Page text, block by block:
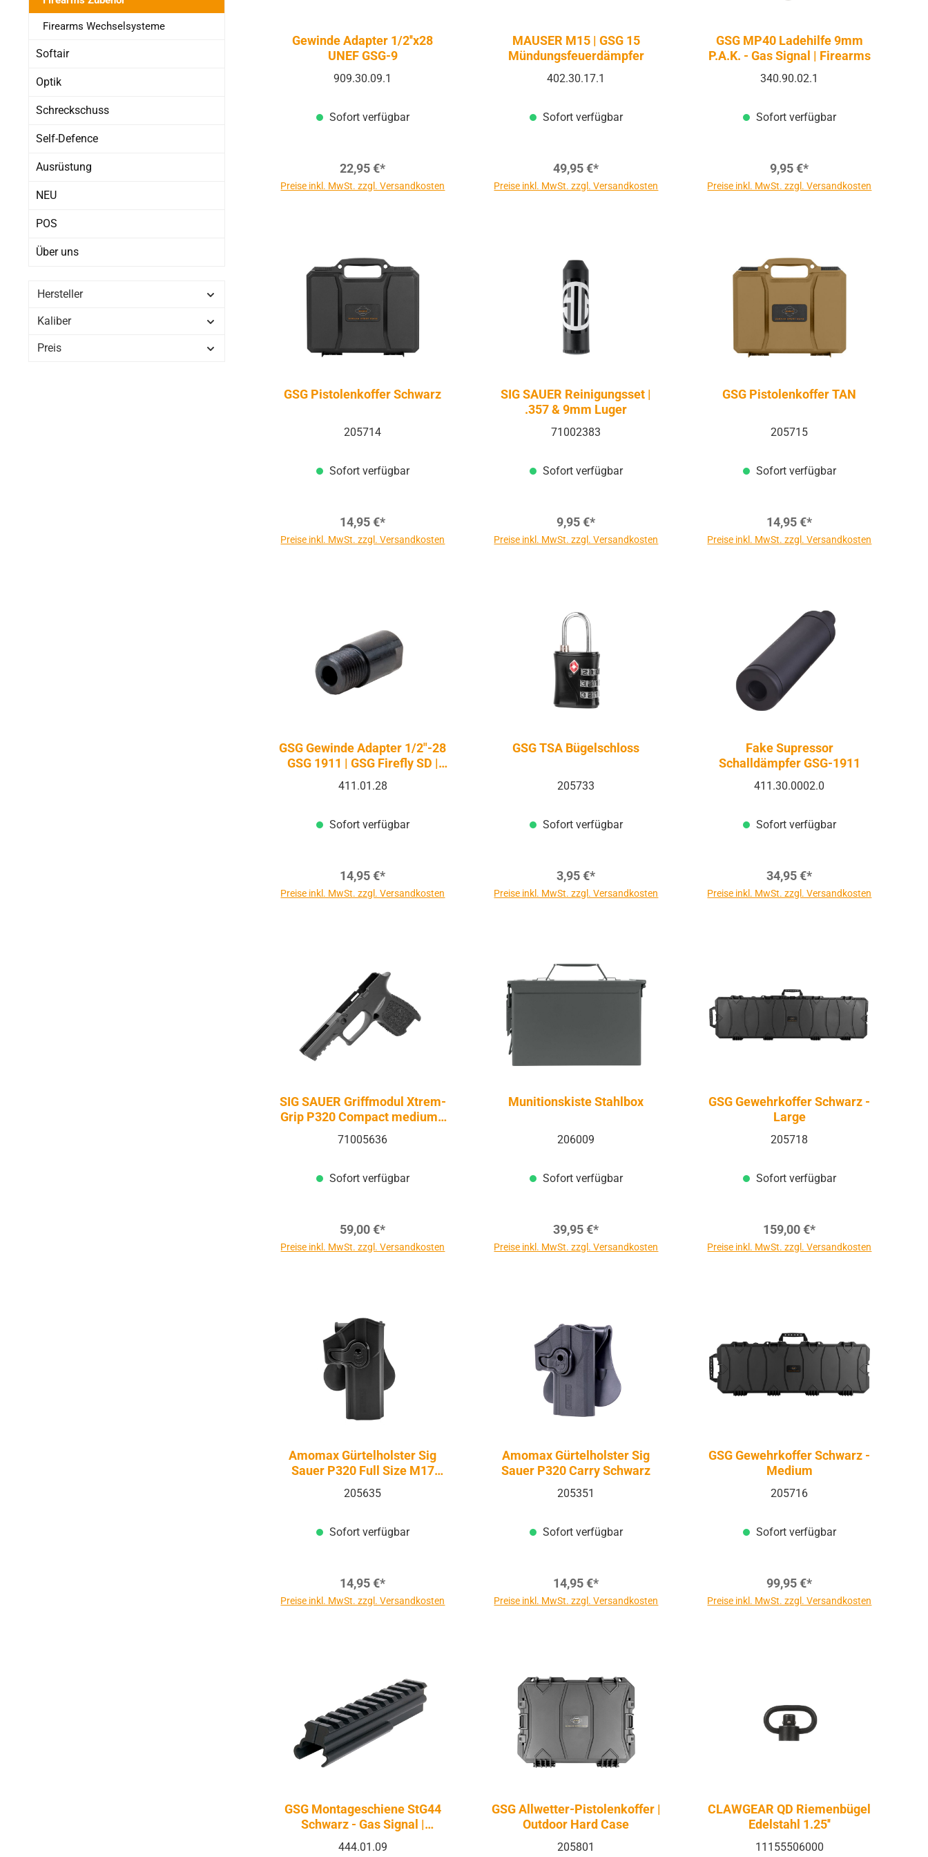
Firearms Wechselsysteme
Softair
Optik
Schreckschuss
Self-Defence
Ausrüstung
NEU
POS
Über uns
Hersteller
Kaliber
Preis
Gewinde Adapter 1/2''x28
UNEF GSG-9
909.30.09.1
Sofort verfügbar
22,95 €*
Preise inkl. MwSt. zzgl. Versandkosten
MAUSER M15 | GSG 15
Mündungsfeuerdämpfer
402.30.17.1
Sofort verfügbar
49,95 €*
Preise inkl. MwSt. zzgl. Versandkosten
GSG MP40 Ladehilfe 9mm
P.A.K. - Gas Signal | Firearms
340.90.02.1
Sofort verfügbar
9,95 €*
Preise inkl. MwSt. zzgl. Versandkosten
GSG Pistolenkoffer Schwarz
205714
Sofort verfügbar
14,95 €*
Preise inkl. MwSt. zzgl. Versandkosten
SIG SAUER Reinigungsset |
.357 & 9mm Luger
71002383
Sofort verfügbar
9,95 €*
Preise inkl. MwSt. zzgl. Versandkosten
GSG Pistolenkoffer TAN
205715
Sofort verfügbar
14,95 €*
Preise inkl. MwSt. zzgl. Versandkosten
GSG Gewinde Adapter 1/2"-28
GSG 1911 | GSG Firefly SD |
GSG 922
411.01.28
Sofort verfügbar
14,95 €*
Preise inkl. MwSt. zzgl. Versandkosten
GSG TSA Bügelschloss
205733
Sofort verfügbar
3,95 €*
Preise inkl. MwSt. zzgl. Versandkosten
Fake Supressor
Schalldämpfer GSG-1911
411.30.0002.0
Sofort verfügbar
34,95 €*
Preise inkl. MwSt. zzgl. Versandkosten
SIG SAUER Griffmodul Xtrem-
Grip P320 Compact medium -
Firearms
71005636
Sofort verfügbar
59,00 €*
Preise inkl. MwSt. zzgl. Versandkosten
Munitionskiste Stahlbox
206009
Sofort verfügbar
39,95 €*
Preise inkl. MwSt. zzgl. Versandkosten
GSG Gewehrkoffer Schwarz -
Large
205718
Sofort verfügbar
159,00 €*
Preise inkl. MwSt. zzgl. Versandkosten
Amomax Gürtelholster Sig
Sauer P320 Full Size M17
schwarz
205635
Sofort verfügbar
14,95 €*
Preise inkl. MwSt. zzgl. Versandkosten
Amomax Gürtelholster Sig
Sauer P320 Carry Schwarz
205351
Sofort verfügbar
14,95 €*
Preise inkl. MwSt. zzgl. Versandkosten
GSG Gewehrkoffer Schwarz -
Medium
205716
Sofort verfügbar
99,95 €*
Preise inkl. MwSt. zzgl. Versandkosten
GSG Montageschiene StG44
Schwarz - Gas Signal |
Firearms
444.01.09
GSG Allwetter-Pistolenkoffer |
Outdoor Hard Case
205801
CLAWGEAR QD Riemenbügel
Edelstahl 1.25''
11155506000